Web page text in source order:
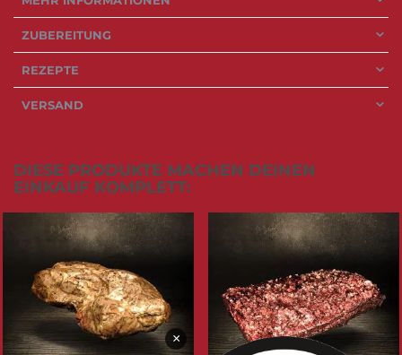
ZUBEREITUNG
REZEPTE
VERSAND
DIESE PRODUKTE MACHEN DEINEN
EINKAUF KOMPLETT:
×